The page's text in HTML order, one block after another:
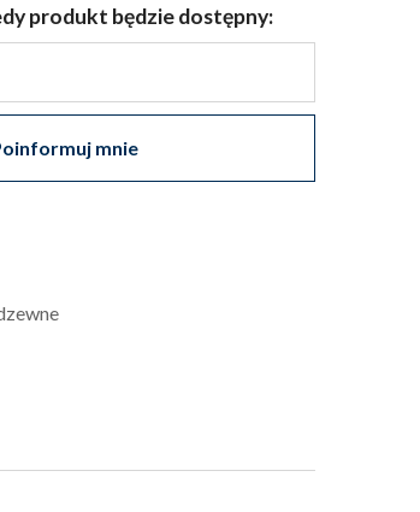
produkt będzie dostępny:
mnie